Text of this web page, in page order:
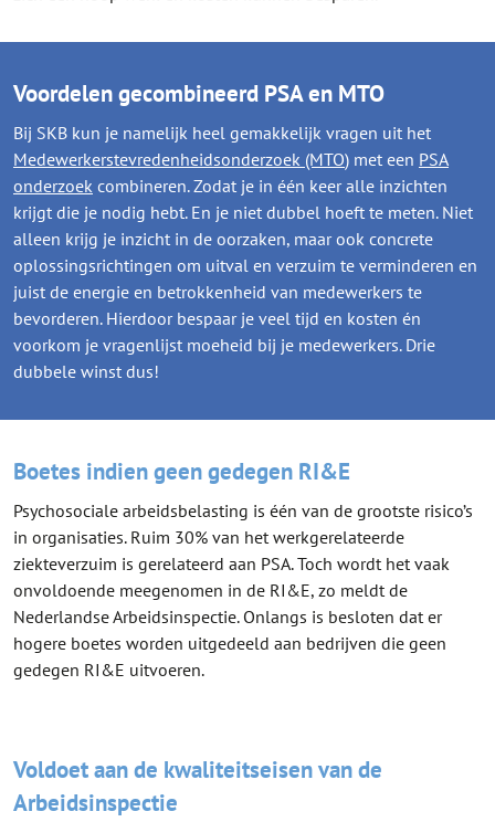
Voordelen gecombineerd PSA en MTO
Bij SKB kun je namelijk heel gemakkelijk vragen uit het
Medewerkerstevredenheidsonderzoek (MTO) met een PSA
onderzoek combineren. Zodat je in één keer alle inzichten
krijgt die je nodig hebt. En je niet dubbel hoeft te meten. Niet
alleen krijg je inzicht in de oorzaken, maar ook concrete
oplossingsrichtingen om uitval en verzuim te verminderen en
juist de energie en betrokkenheid van medewerkers te
bevorderen. Hierdoor bespaar je veel tijd en kosten én
voorkom je vragenlijst moeheid bij je medewerkers. Drie
dubbele winst dus!
Boetes indien geen gedegen RI&E
Psychosociale arbeidsbelasting is één van de grootste risico’s
in organisaties. Ruim 30% van het werkgerelateerde
ziekteverzuim is gerelateerd aan PSA. Toch wordt het vaak
onvoldoende meegenomen in de RI&E, zo meldt de
Nederlandse Arbeidsinspectie. Onlangs is besloten dat er
hogere boetes worden uitgedeeld aan bedrijven die geen
gedegen RI&E uitvoeren.
Voldoet aan de kwaliteitseisen van de
Arbeidsinspectie